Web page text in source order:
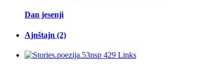
Dan jesenji
Ajnštajn (2)